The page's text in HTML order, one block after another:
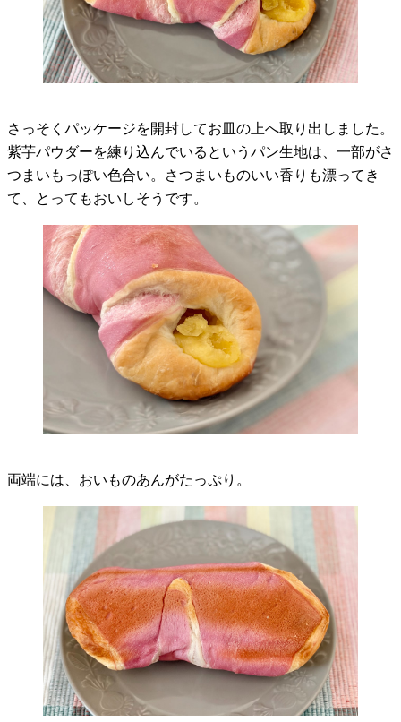
さっそくパッケージを開封してお皿の上へ取り出しました。
紫芋パウダーを練り込んでいるというパン生地は、一部がさ
つまいもっぽい色合い。さつまいものいい香りも漂ってき
て、とってもおいしそうです。
両端には、おいものあんがたっぷり。